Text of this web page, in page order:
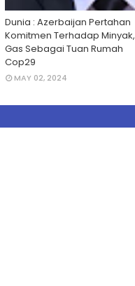
Dunia : Azerbaijan Pertahan
Komitmen Terhadap Minyak,
Gas Sebagai Tuan Rumah
Cop29
MAY 02, 2024